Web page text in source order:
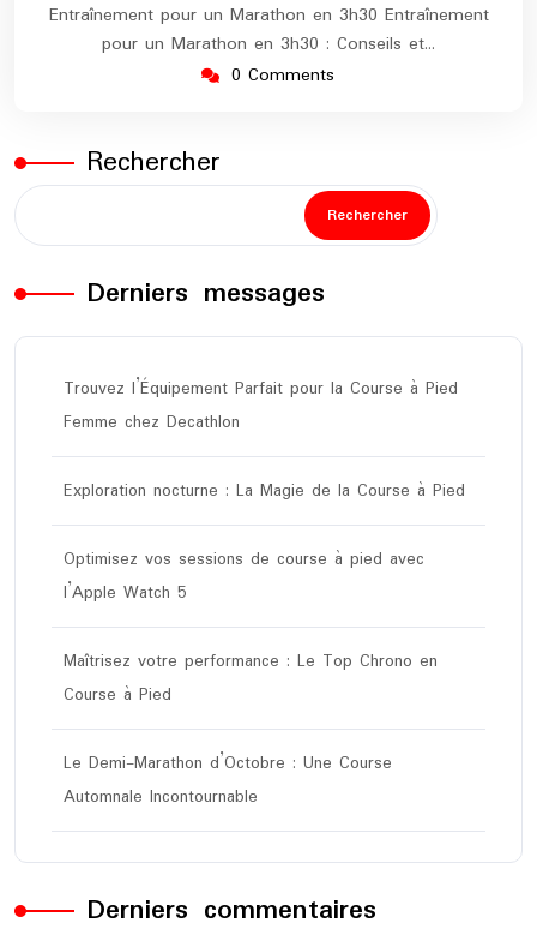
Entraînement pour un Marathon en 3h30 Entraînement
pour un Marathon en 3h30 : Conseils et…
0 Comments
Rechercher
Rechercher
Derniers messages
Trouvez l’Équipement Parfait pour la Course à Pied
Femme chez Decathlon
Exploration nocturne : La Magie de la Course à Pied
Optimisez vos sessions de course à pied avec
l’Apple Watch 5
Maîtrisez votre performance : Le Top Chrono en
Course à Pied
Le Demi-Marathon d’Octobre : Une Course
Automnale Incontournable
Derniers commentaires